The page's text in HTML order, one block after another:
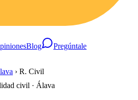
Blog Pregúntale
› R. Civil
civil · Álava